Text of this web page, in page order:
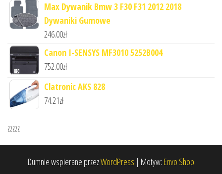
Max Dywanik Bmw 3 F30 F31 2012 2018
Dywaniki Gumowe
246.00zł
Canon I-SENSYS MF3010 5252B004
752.00zł
Clatronic AKS 828
74.21zł
zzzzz
Dumnie wspierane przezWordPress | Motyw: Envo Shop